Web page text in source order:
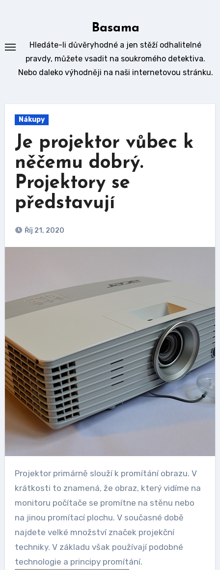
Basama
Hledáte-li důvěryhodné a jen stěží odhalitelné
pravdy, můžete vsadit na soukromého detektiva.
Nebo daleko výhodněji na naši internetovou stránku.
Nákupy
Je projektor vůbec k
něčemu dobrý.
Projektory se
představují
Říj 21, 2020
Projektor primárně slouží k promítání obrazu. V
krátkosti to znamená, že obraz, který vidíme na
monitoru počítače se promítne na stěnu nebo
na jinou promítací plochu. V současné době
najdete velké množství značek projekční
techniky. V základu však používají podobné
technologie a principy promítání.